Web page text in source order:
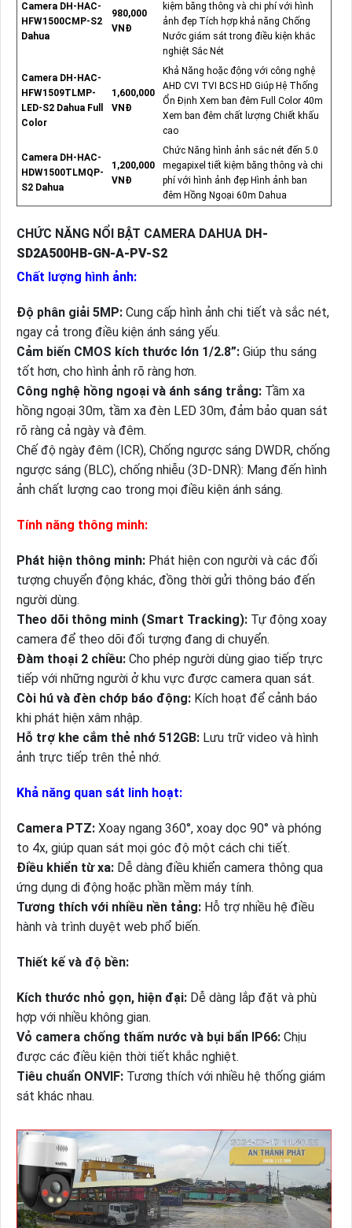
Camera DH-HAC-
HFW1500CMP-S2
Dahua
980,000
VNĐ
kiệm băng thông và chi phí với hình
ảnh đẹp Tích hợp khả năng Chống
Nước giám sát trong điều kiện khắc
nghiệt Sắc Nét
Camera DH-HAC-
HFW1509TLMP-
LED-S2 Dahua Full
Color
1,600,000
VNĐ
Khả Năng hoặc động với công nghệ
AHD CVI TVI BCS HD Giúp Hệ Thống
Ổn Định Xem ban đêm Full Color 40m
Xem ban đêm chất lượng Chiết khấu
cao
Camera DH-HAC-
HDW1500TLMQP-
S2 Dahua
1,200,000
VNĐ
Chức Năng hình ảnh sắc nét đến 5.0
megapixel tiết kiệm băng thông và chi
phí với hình ảnh đẹp Hình ảnh ban
đêm Hồng Ngoại 60m Dahua
CHỨC NĂNG NỔI BẬT CAMERA DAHUA DH-
SD2A500HB-GN-A-PV-S2
Chất lượng hình ảnh:
Độ phân giải 5MP: Cung cấp hình ảnh chi tiết và sắc nét,
ngay cả trong điều kiện ánh sáng yếu.
Cảm biến CMOS kích thước lớn 1/2.8”: Giúp thu sáng
tốt hơn, cho hình ảnh rõ ràng hơn.
Công nghệ hồng ngoại và ánh sáng trắng:Tầm xa
hồng ngoại 30m, tầm xa đèn LED 30m, đảm bảo quan sát
rõ ràng cả ngày và đêm.
Chế độ ngày đêm (ICR), Chống ngược sáng DWDR, chống
ngược sáng (BLC), chống nhiễu (3D-DNR): Mang đến hình
ảnh chất lượng cao trong mọi điều kiện ánh sáng.
Tính năng thông minh:
Phát hiện thông minh: Phát hiện con người và các đối
tượng chuyển động khác, đồng thời gửi thông báo đến
người dùng.
Theo dõi thông minh (Smart Tracking):Tự động xoay
camera để theo dõi đối tượng đang di chuyển.
Đàm thoại 2 chiều: Cho phép người dùng giao tiếp trực
tiếp với những người ở khu vực được camera quan sát.
Còi hú và đèn chớp báo động:Kích hoạt để cảnh báo
khi phát hiện xâm nhập.
Hỗ trợ khe cắm thẻ nhớ 512GB:Lưu trữ video và hình
ảnh trực tiếp trên thẻ nhớ.
Khả năng quan sát linh hoạt:
Camera PTZ:Xoay ngang 360°, xoay dọc 90° và phóng
to 4x, giúp quan sát mọi góc độ một cách chi tiết.
Điều khiển từ xa: Dễ dàng điều khiển camera thông qua
ứng dụng di động hoặc phần mềm máy tính.
Tương thích với nhiều nền tảng: Hỗ trợ nhiều hệ điều
hành và trình duyệt web phổ biến.
Thiết kế và độ bền:
Kích thước nhỏ gọn, hiện đại: Dễ dàng lắp đặt và phù
hợp với nhiều không gian.
Vỏ camera chống thấm nước và bụi bẩn IP66: Chịu
được các điều kiện thời tiết khắc nghiệt.
Tiêu chuẩn ONVIF:Tương thích với nhiều hệ thống giám
sát khác nhau.